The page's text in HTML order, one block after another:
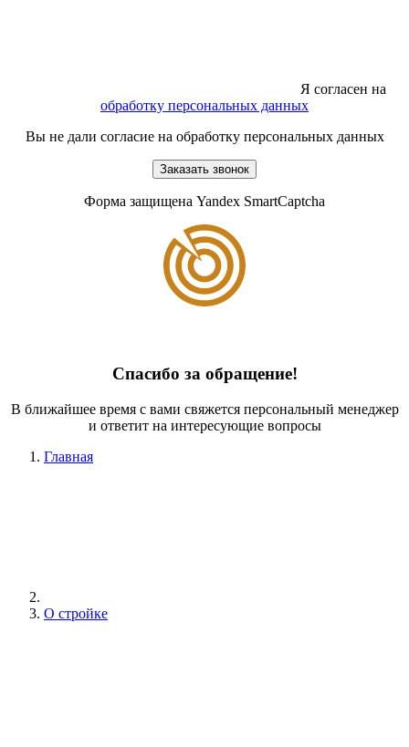
Я согласен на
обработку персональных данных
Вы не дали согласие на обработку персональных данных
Заказать звонок
Форма защищена Yandex SmartCaptcha
Спасибо за обращение!
В ближайшее время с вами свяжется персональный менеджер
и ответит на интересующие вопросы
Главная
О стройке